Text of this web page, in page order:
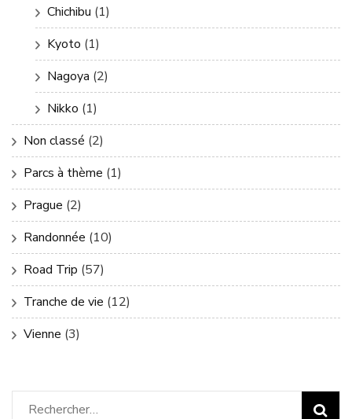
Chichibu (1)
Kyoto (1)
Nagoya (2)
Nikko (1)
Non classé (2)
Parcs à thème (1)
Prague (2)
Randonnée (10)
Road Trip (57)
Tranche de vie (12)
Vienne (3)
Rechercher :